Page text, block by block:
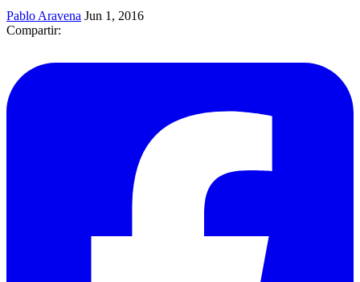
Pablo Aravena Jun 1, 2016
Compartir: